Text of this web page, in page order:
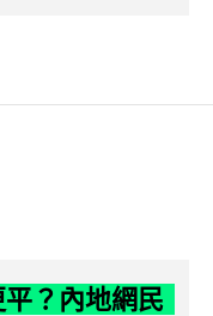
？內地網民